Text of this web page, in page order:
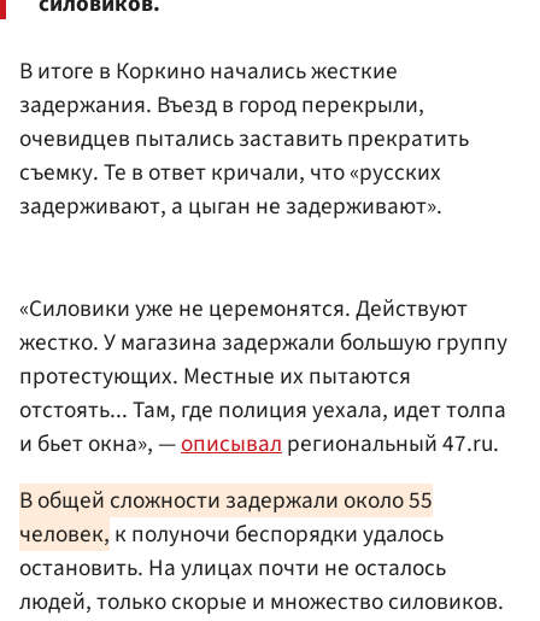
В итоге в Коркино начались жесткие
задержания. Въезд в город перекрыли,
очевидцев пытались заставить прекратить
съемку. Те в ответ кричали, что «русских
задерживают, а цыган не задерживают».
«Силовики уже не церемонятся. Действуют
жестко. У магазина задержали большую группу
протестующих. Местные их пытаются
отстоять... Там, где полиция уехала, идет толпа
и бьет окна», —описывалрегиональный 47.ru.
В общей сложности задержали около 55
человек, к полуночи беспорядки удалось
остановить. На улицах почти не осталось
людей, только скорые и множество силовиков.